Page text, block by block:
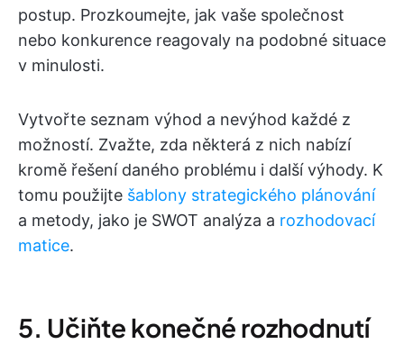
postup. Prozkoumejte, jak vaše společnost
nebo konkurence reagovaly na podobné situace
v minulosti.
Vytvořte seznam výhod a nevýhod každé z
možností. Zvažte, zda některá z nich nabízí
kromě řešení daného problému i další výhody. K
tomu použijte šablony strategického plánování
a metody, jako je SWOT analýza a rozhodovací
matice.
5. Učiňte konečné rozhodnutí